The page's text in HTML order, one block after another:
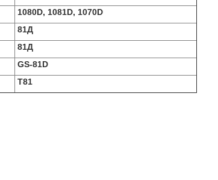
1080D, 1081D, 1070D
81Д
81Д
GS-81D
T81